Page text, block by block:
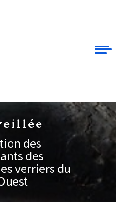
des
des
verriers du